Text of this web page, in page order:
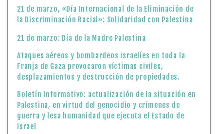
21 de marzo, «Día Internacional de la Eliminación de
la Discriminación Racial»: Solidaridad con Palestina
21 de marzo: Día de la Madre Palestina
Ataques aéreos y bombardeos israelíes en toda la
Franja de Gaza provocaron víctimas civiles,
desplazamientos y destrucción de propiedades.
Boletín Informativo: actualización de la situación en
Palestina, en virtud del genocidio y crímenes de
guerra y lesa humanidad que ejecuta el Estado de
Israel